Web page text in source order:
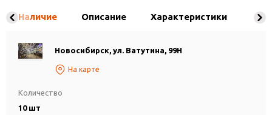
Наличие Описание Характеристики
Новосибирск, ул. Ватутина, 99Н
На карте
Количество
10 шт